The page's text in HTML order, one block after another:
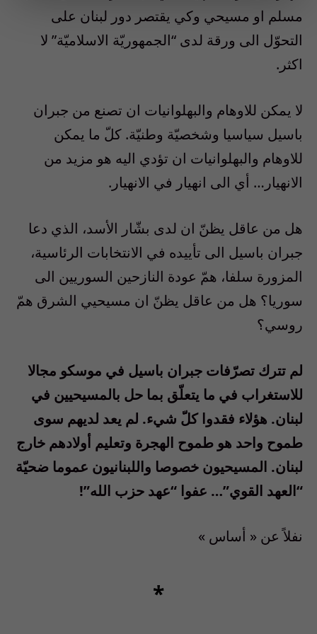
مسلم او مسيحي وكي يقتصر دور لبنان على
التحوّل الى ورقة لدى “الجمهوريّة الاسلاميّة” لا
اكثر.
لا يمكن للاوهام والبهلوانيات ان تصنع من جبران
باسيل سياسيا وشخصيّة وطنيّة. كلّ ما يمكن
للاوهام والبهلوانيات ان تؤدي اليه هو مزيد من
الانهيار… أي الى انهيار في الانهيار.
هل من عاقل يظنّ ان لدى بشّار الأسد، الذي دعا
جبران باسيل الى تأييده في الانتخابات الرئاسية،
المزورة سلفا، همّ عودة النازحين السوريين الى
سوريا؟ هل من عاقل يظنّ ان مسيحيي الشرق همّ
روسي؟
لم تترك تصرّفات جبران باسيل في موسكو مجالا
للاستغراب في ما يتعلّق بما حل بالمسيحيين في
لبنان. هؤلاء فقدوا كلّ شيء. لم يعد لديهم سوى
طموح واحد هو طموح الهجرة وتعليم أولادهم خارج
لبنان. المسيحيون خصوصا واللبنانيون عموما ضحيّة
“العهد القوي”… عفوا “عهد حزب الله”!
نفلاً عن « أساس »
*